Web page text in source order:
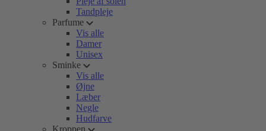
Tandpleje
Parfume
Vis alle
Damer
Unisex
Sminke
Vis alle
Øjne
Læber
Negle
Hudfarve
Kroppen